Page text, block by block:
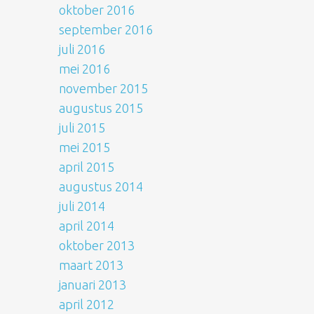
oktober 2016
september 2016
juli 2016
mei 2016
november 2015
augustus 2015
juli 2015
mei 2015
april 2015
augustus 2014
juli 2014
april 2014
oktober 2013
maart 2013
januari 2013
april 2012